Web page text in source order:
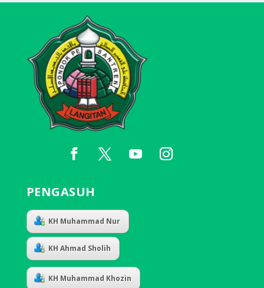
PENGASUH
KH Muhammad Nur
KH Ahmad Sholih
KH Muhammad Khozin